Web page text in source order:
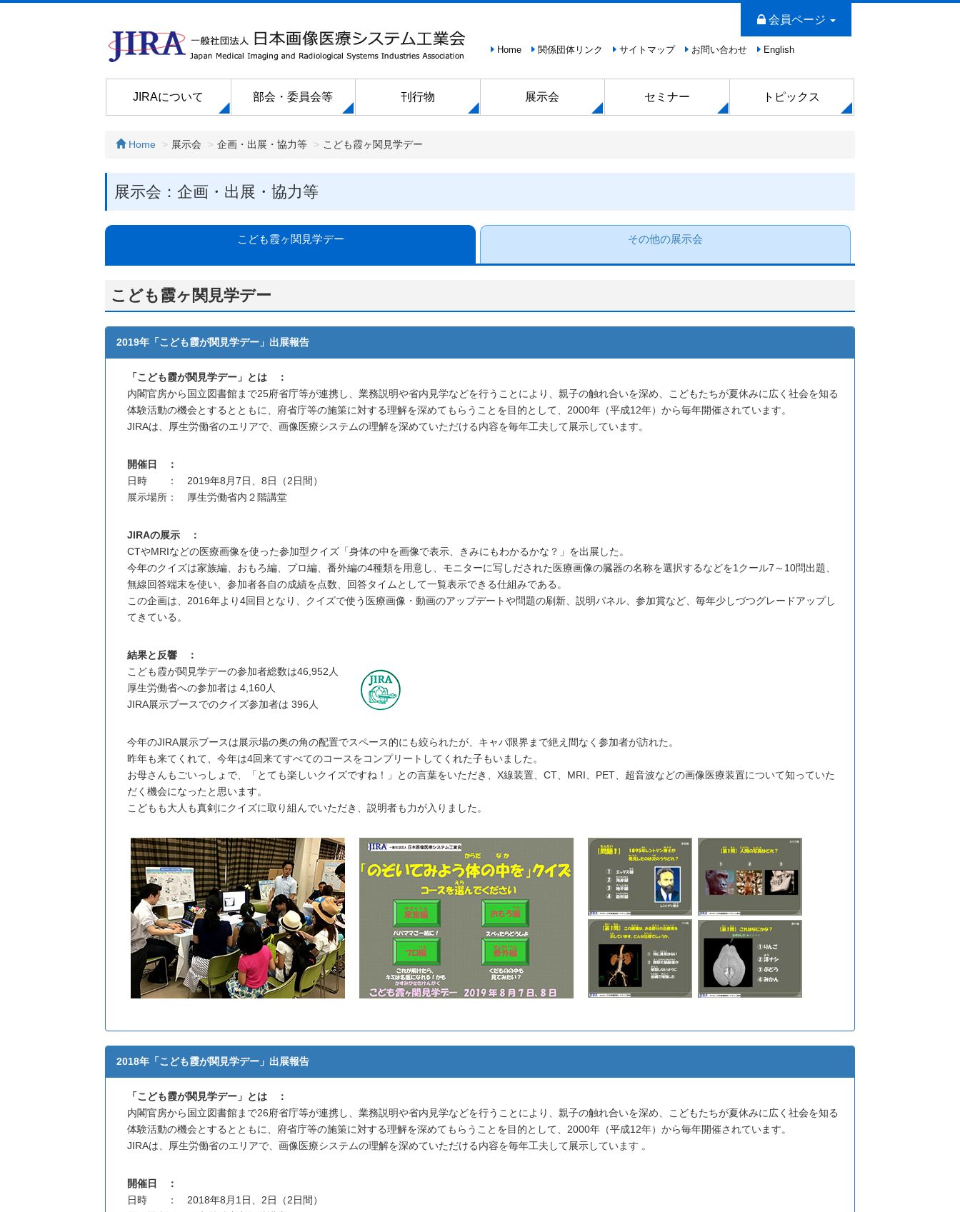
会員ページ
Home 関係団体リンク サイトマップ お問い合わせ English
JIRAについて 部会・委員会等 刊行物 展示会 セミナー トピックス
Home 展示会 企画・出展・協力等 こども霞ヶ関見学デー
展示会：企画・出展・協力等
こども霞ヶ関見学デー その他の展示会
こども霞ヶ関見学デー
2019年「こども霞が関見学デー」出展報告
「こども霞が関見学デー」とは ：
内閣官房から国立図書館まで25府省庁等が連携し、業務説明や省内見学などを行うことにより、親子の触れ合いを深め、こどもたちが夏休みに広く社会を知る
体験活動の機会とするとともに、府省庁等の施策に対する理解を深めてもらうことを目的として、2000年（平成12年）から毎年開催されています。
JIRAは、厚生労働省のエリアで、画像医療システムの理解を深めていただける内容を毎年工夫して展示しています。
開催日 ：
日時 ： 2019年8月7日、8日（2日間）
展示場所： 厚生労働省内２階講堂
JIRAの展示 ：
CTやMRIなどの医療画像を使った参加型クイズ「身体の中を画像で表示、きみにもわかるかな？」を出展した。
今年のクイズは家族編、おもろ編、プロ編、番外編の4種類を用意し、モニターに写しだされた医療画像の臓器の名称を選択するなどを1クール7～10問出題、
無線回答端末を使い、参加者各自の成績を点数、回答タイムとして一覧表示できる仕組みである。
この企画は、2016年より4回目となり、クイズで使う医療画像・動画のアップデートや問題の刷新、説明パネル、参加賞など、毎年少しづつグレードアップし
てきている。
結果と反響 ：
こども霞が関見学デーの参加者総数は46,952人
厚生労働省への参加者は 4,160人
JIRA展示ブースでのクイズ参加者は 396人
今年のJIRA展示ブースは展示場の奥の角の配置でスペース的にも絞られたが、キャパ限界まで絶え間なく参加者が訪れた。
昨年も来てくれて、今年は4回来てすべてのコースをコンプリートしてくれた子もいました。
お母さんもごいっしょで、「とても楽しいクイズですね！」との言葉をいただき、X線装置、CT、MRI、PET、超音波などの画像医療装置について知っていた
だく機会になったと思います。
こどもも大人も真剣にクイズに取り組んでいただき、説明者も力が入りました。
2018年「こども霞が関見学デー」出展報告
「こども霞が関見学デー」とは ：
内閣官房から国立図書館まで26府省庁等が連携し、業務説明や省内見学などを行うことにより、親子の触れ合いを深め、こどもたちが夏休みに広く社会を知る
体験活動の機会とするとともに、府省庁等の施策に対する理解を深めてもらうことを目的として、2000年（平成12年）から毎年開催されています。
JIRAは、厚生労働省のエリアで、画像医療システムの理解を深めていただける内容を毎年工夫して展示しています 。
開催日 ：
日時 ： 2018年8月1日、2日（2日間）